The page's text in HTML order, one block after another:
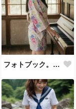
フォトブック。古民家スタジオ